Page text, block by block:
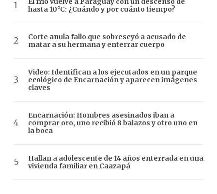
hasta 10°C: ¿Cuándo y por cuánto tiempo?
Corte anula fallo que sobreseyó a acusado de
matar a su hermana y enterrar cuerpo
Video: Identifican a los ejecutados en un parque
ecológico de Encarnación y aparecen imágenes
claves
Encarnación: Hombres asesinados iban a
comprar oro, uno recibió 8 balazos y otro uno en
la boca
Hallan a adolescente de 14 años enterrada en una
vivienda familiar en Caazapá